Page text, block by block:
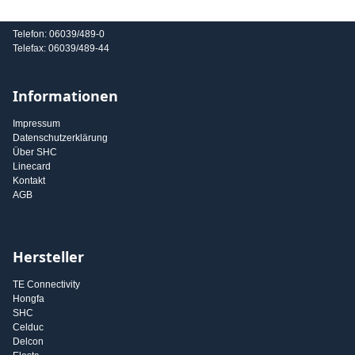
Telefon: 06039/489-0
Telefax: 06039/489-44
Informationen
Impressum
Datenschutzerklärung
Über SHC
Linecard
Kontakt
AGB
Hersteller
TE Connectivity
Hongfa
SHC
Celduc
Delcon